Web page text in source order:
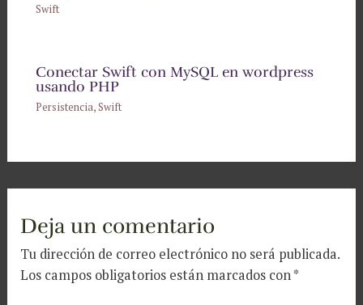
Swift
Conectar Swift con MySQL en wordpress
usando PHP
Persistencia,Swift
Deja un comentario
Tu dirección de correo electrónico no será publicada.
Los campos obligatorios están marcados con*